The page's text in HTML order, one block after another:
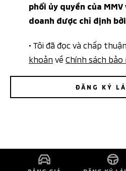
phối ủy quyền của
doanh được chỉ định bởi
• Tôi đã đọc và chấp
khoản về Chính sách
ĐĂNG KÝ